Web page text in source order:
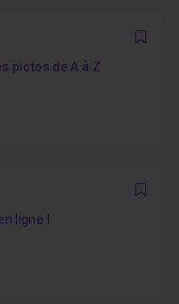
pictos de A à Z
ligne !